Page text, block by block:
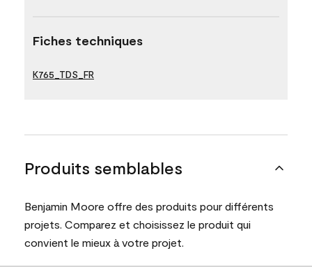
Fiches techniques
K765_TDS_FR
Produits semblables
Benjamin Moore offre des produits pour différents
projets. Comparez et choisissez le produit qui
convient le mieux à votre projet.